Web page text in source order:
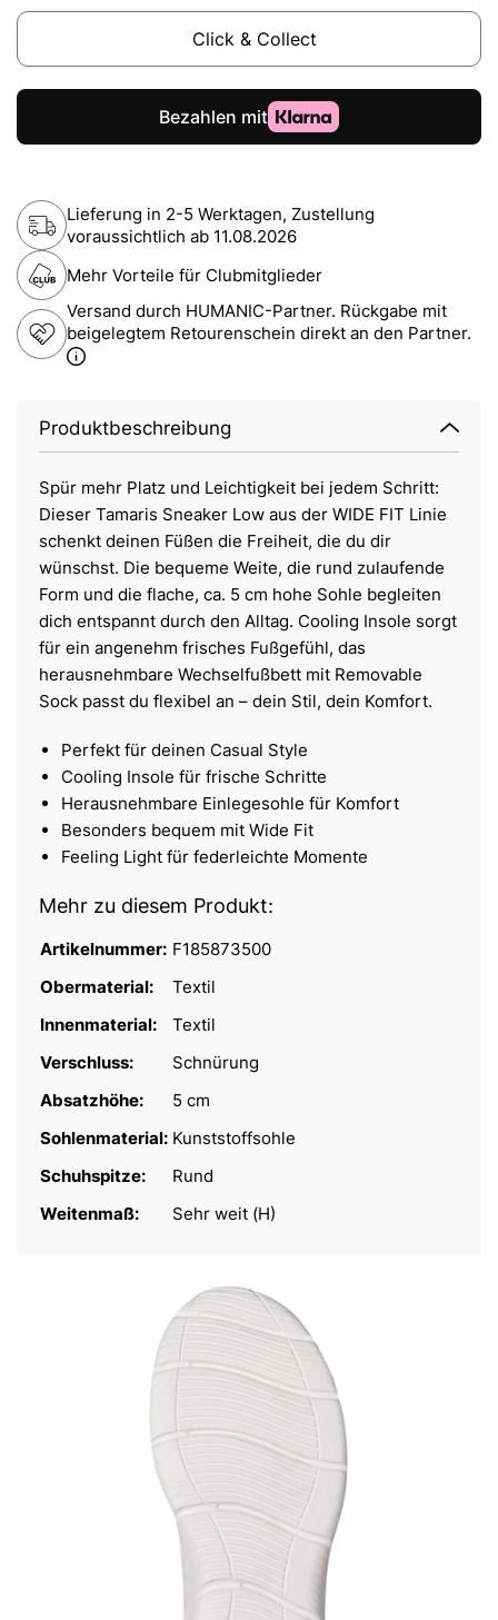
Click & Collect
Lieferung in 2-5 Werktagen, Zustellung
voraussichtlich ab 11.08.2026
Mehr Vorteile für Clubmitglieder
Versand durch HUMANIC-Partner. Rückgabe mit
beigelegtem Retourenschein direkt an den Partner.
Produktbeschreibung
Spür mehr Platz und Leichtigkeit bei jedem Schritt:
Dieser Tamaris Sneaker Low aus der WIDE FIT Linie
schenkt deinen Füßen die Freiheit, die du dir
wünschst. Die bequeme Weite, die rund zulaufende
Form und die flache, ca. 5 cm hohe Sohle begleiten
dich entspannt durch den Alltag. Cooling Insole sorgt
für ein angenehm frisches Fußgefühl, das
herausnehmbare Wechselfußbett mit Removable
Sock passt du flexibel an – dein Stil, dein Komfort.
Perfekt für deinen Casual Style
Cooling Insole für frische Schritte
Herausnehmbare Einlegesohle für Komfort
Besonders bequem mit Wide Fit
Feeling Light für federleichte Momente
Mehr zu diesem Produkt:
Artikelnummer: F185873500
Obermaterial:
Textil
Innenmaterial:
Textil
Verschluss:
Schnürung
Absatzhöhe:
5 cm
Sohlenmaterial: Kunststoffsohle
Schuhspitze:
Rund
Weitenmaß:
Sehr weit (H)